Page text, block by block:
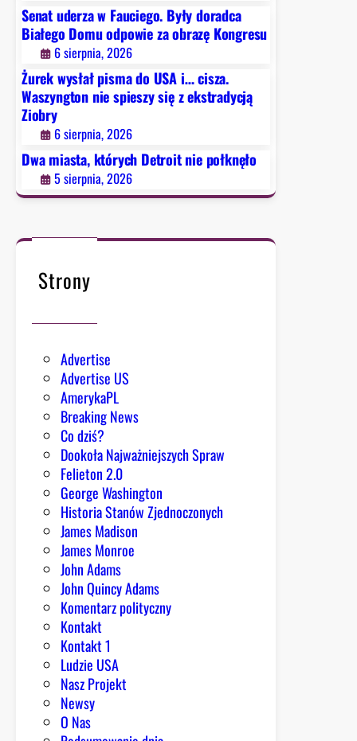
i
e
o
n
a
r
t
Senat uderza w Fauciego. Były doradca
Białego Domu odpowie za obrazę Kongresu
6 sierpnia, 2026
Żurek wysłał pisma do USA i… cisza.
Waszyngton nie spieszy się z ekstradycją
Ziobry
6 sierpnia, 2026
Dwa miasta, których Detroit nie połknęło
5 sierpnia, 2026
Strony
Advertise
Advertise US
AmerykaPL
Breaking News
Co dziś?
Dookoła Najważniejszych Spraw
Felieton 2.0
George Washington
Historia Stanów Zjednoczonych
James Madison
James Monroe
John Adams
John Quincy Adams
Komentarz polityczny
Kontakt
Kontakt 1
Ludzie USA
Nasz Projekt
Newsy
O Nas